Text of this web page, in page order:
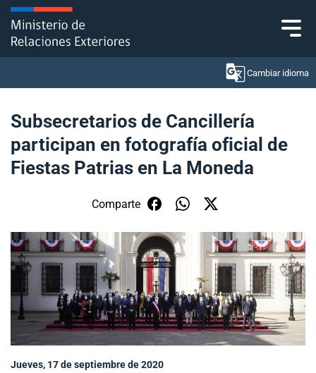
Click acá para ir directamente al contenido
Cambiar idioma
Ministerio
Política Exterior
Embajadas y consulados
Servicios ciudadanos
Subsecretaría de Relaciones Económicas
Internacionales
Sala de prensa
Subsecretarios de Cancillería
participan en fotografía oficial de
Fiestas Patrias en La Moneda
Comparte
Jueves, 17 de septiembre de 2020